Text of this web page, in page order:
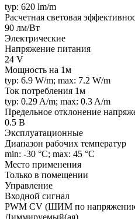
typ: 620 lm/m
Расчетная световая
90 лм/Вт
Электрические
Напряжение питания
24 V
Мощность на 1м
typ: 6.9 W/m; max: 7.2 W/m
Ток потребления 1м
typ: 0.29 A/m; max: 0.3 A/m
Предельное отклонение
0.5 В
Эксплуатационные
Диапазон рабочих температур
min: -30 °C; max: 45 °C
Место применения
Только в помещении
Управление
Входной сигнал
PWM СV (ШИМ по
Диммируемый(ая)